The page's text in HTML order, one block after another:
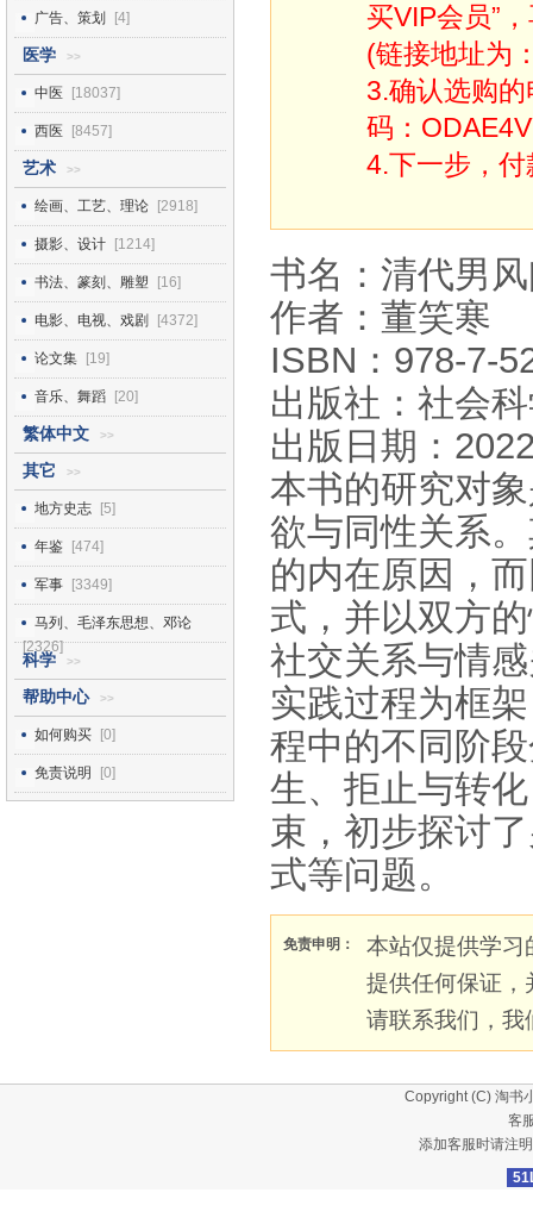
广告、策划 [4]
医学 >>
中医 [18037]
西医 [8457]
艺术 >>
绘画、工艺、理论 [2918]
摄影、设计 [1214]
书法、篆刻、雕塑 [16]
电影、电视、戏剧 [4372]
论文集 [19]
音乐、舞蹈 [20]
繁体中文 >>
其它 >>
地方史志 [5]
年鉴 [474]
军事 [3349]
马列、毛泽东思想、邓论
[2326]
科学 >>
帮助中心 >>
如何购买 [0]
免责说明 [0]
买VIP会员”
(链接地址为
3.确认选购
码：
4.下一步，
书名：清代男
作者：董笑寒
ISBN：978-7-
出版社：社会
出版日期：
本书的研究对
欲与同性关系
的内在原因，
式，并以双方
社交关系与情
实践过程为框
程中的不同阶
生、拒止与转
束，初步探讨
式等问题。
免责申明：
本站仅提供学习
提供任何保证，
请联系我们，我
Copyright (C) 淘书
客
添加客服时请注